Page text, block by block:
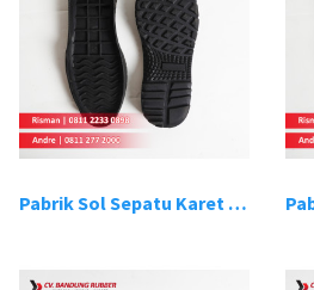
Pabrik Sol Sepatu Karet Bandung 13